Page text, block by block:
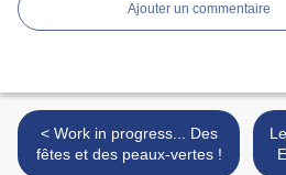
Ajouter un commentaire
< Work in progress... Des
fêtes et des peaux-vertes !